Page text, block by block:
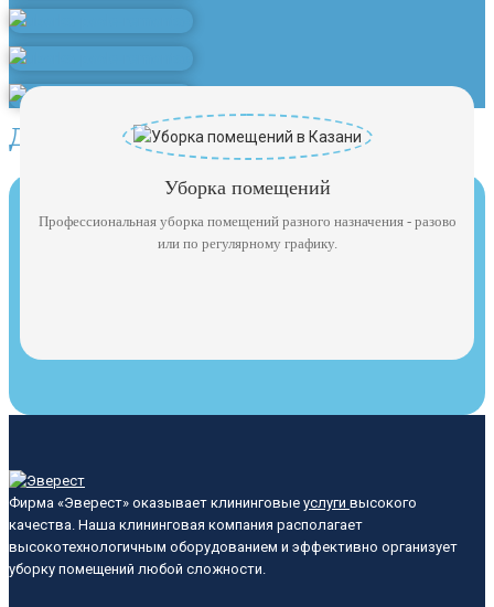
Другие услуги клининга
Уборка помещений
Профессиональная уборка помещений разного назначения - разово
или по регулярному графику.
Фирма «Эверест» оказывает клининговые услуги высокого
качества. Наша клининговая компания располагает
высокотехнологичным оборудованием и эффективно организует
уборку помещений любой сложности.